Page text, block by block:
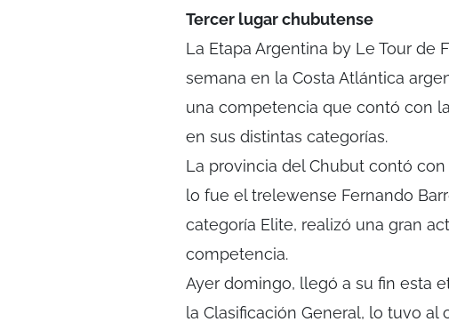
Tercer lugar chubutense
La Etapa Argentina by Le Tour de
semana en la Costa Atlántica
una competencia que contó con
en sus distintas categorías.
La provincia del Chubut contó
lo fue el trelewense Fernando
categoría Elite, realizó una gran
competencia.
Ayer domingo, llegó a su fin esta
la Clasificación General, lo tuvo